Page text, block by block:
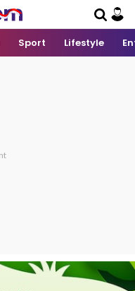
Sport Lifestyle